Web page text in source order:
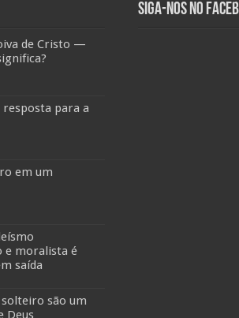
de Cristo —
resposta para a
em um
e moralista é
saída
solteiro são um
Deus
Siga-nos no